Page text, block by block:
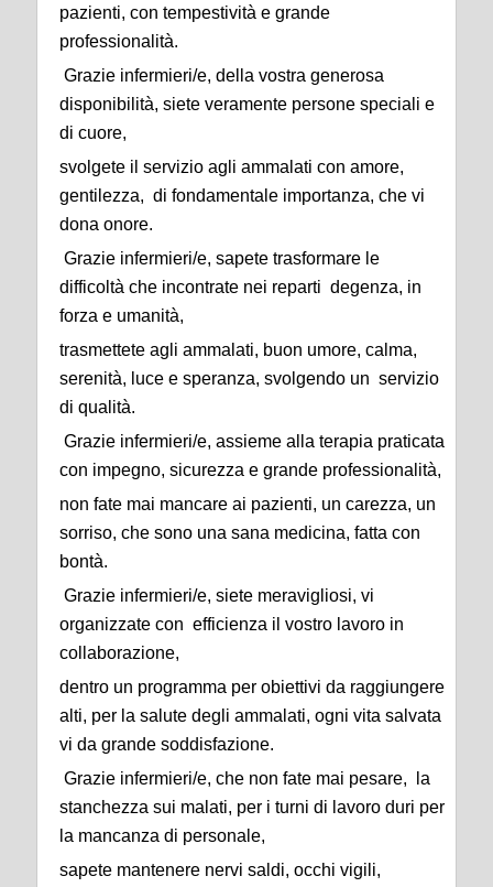
pazienti, con tempestività e grande
professionalità.
Grazie infermieri/e, della vostra generosa
disponibilità, siete veramente persone speciali e
di cuore,
svolgete il servizio agli ammalati con amore,
gentilezza, di fondamentale importanza, che vi
dona onore.
Grazie infermieri/e, sapete trasformare le
difficoltà che incontrate nei reparti degenza, in
forza e umanità,
trasmettete agli ammalati, buon umore, calma,
serenità, luce e speranza, svolgendo un servizio
di qualità.
Grazie infermieri/e, assieme alla terapia praticata
con impegno, sicurezza e grande professionalità,
non fate mai mancare ai pazienti, un carezza, un
sorriso, che sono una sana medicina, fatta con
bontà.
Grazie infermieri/e, siete meravigliosi, vi
organizzate con efficienza il vostro lavoro in
collaborazione,
dentro un programma per obiettivi da raggiungere
alti, per la salute degli ammalati, ogni vita salvata
vi da grande soddisfazione.
Grazie infermieri/e, che non fate mai pesare, la
stanchezza sui malati, per i turni di lavoro duri per
la mancanza di personale,
sapete mantenere nervi saldi, occhi vigili,